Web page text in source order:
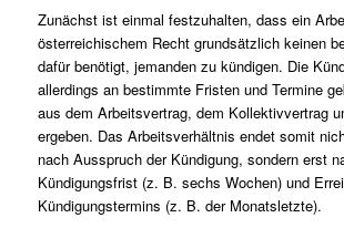
Zunächst ist einmal festzuhalten, dass ein
österreichischem Recht grundsätzlich keinen
dafür benötigt, jemanden zu kündigen. Die
allerdings an bestimmte Fristen und Termine
aus dem Arbeitsvertrag, dem Kollektivvertrag
ergeben. Das Arbeitsverhältnis endet somit
nach Ausspruch der Kündigung, sondern erst
Kündigungsfrist (z. B. sechs Wochen) und
Kündigungstermins (z. B. der Monatsletzte).